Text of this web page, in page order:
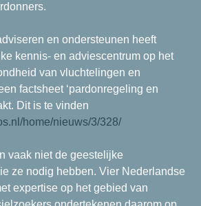
en ondersteunen heeft
kennis- en adviescentrum op het
van vluchtelingen en
factsheet ‘pardonregeling en
Dit is te vinden
home/nieuws/3/328/
vaak niet de geestelijke
ze nodig hebben. Vier Nederlandse
expertise op het gebied van